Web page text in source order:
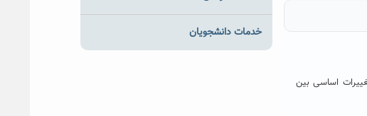
سال ٨٩ صادر شده است با توافق و تغییرات اساسی بین
خدمات دانشجویان